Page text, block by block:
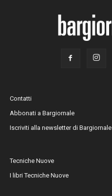
Contatti
Abbonati a Bargiornale
Iscriviti alla newsletter di Bargiornale
Tecniche Nuove
I libri Tecniche Nuove